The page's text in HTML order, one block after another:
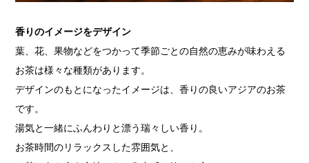
香りのイメージをデザイン
葉、花、果物などをつかって季節ごとの自然の恵みが味わえる
お茶は様々な種類があります。
デザインのもとになったイメージは、香りの良いアジアのお茶
です。
湯気と一緒にふんわりと漂う瑞々しい香り。
お茶時間のリラックスした雰囲気と、